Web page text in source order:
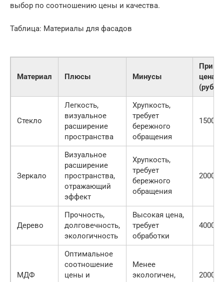
выбор по соотношению цены и качества.
Таблица: Материалы для фасадов
Материал Плюсы Минусы
цена
(руб.)
Стекло
Легкость,
визуальное
расширение
пространства
Хрупкость,
требует
бережного
обращения
1500-
Зеркало
Визуальное
расширение
пространства,
отражающий
эффект
Хрупкость,
требует
бережного
обращения
2000-
Дерево
Прочность,
долговечность,
экологичность
Высокая цена,
требует
обработки
4000-
МДФ
Оптимальное
соотношение
цены и
Менее
экологичен,
2000-